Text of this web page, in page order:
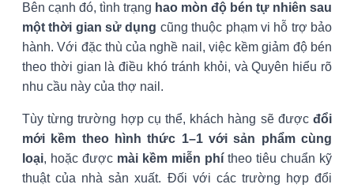
Bên cạnh đó, tình trạng hao mòn độ bén tự nhiên sau
một thời gian sử dụng cũng thuộc phạm vi hỗ trợ bảo
hành. Với đặc thù của nghề nail, việc kềm giảm độ bén
theo thời gian là điều khó tránh khỏi, và Quyên hiểu rõ
nhu cầu này của thợ nail.
Tùy từng trường hợp cụ thể, khách hàng sẽ được đổi
mới kềm theo hình thức 1–1 với sản phẩm cùng
loại, hoặc được mài kềm miễn phí theo tiêu chuẩn kỹ
thuật của nhà sản xuất. Đối với các trường hợp đổi